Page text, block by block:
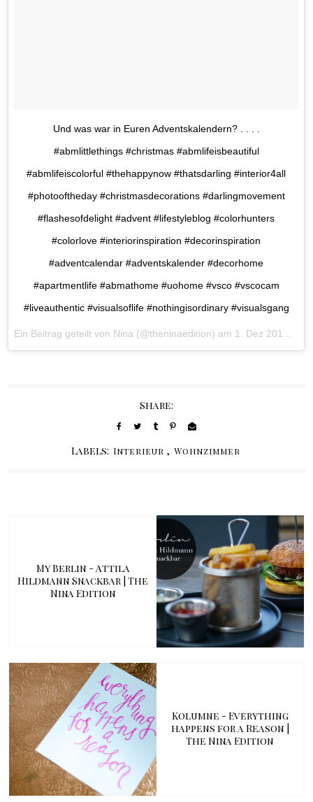
Und was war in Euren Adventskalendern? . . . .
#abmlittlethings #christmas #abmlifeisbeautiful
#abmlifeiscolorful #thehappynow #thatsdarling #interior4all
#photooftheday #christmasdecorations #darlingmovement
#flashesofdelight #advent #lifestyleblog #colorhunters
#colorlove #interiorinspiration #decorinspiration
#adventcalendar #adventskalender #decorhome
#apartmentlife #abmathome #uohome #vsco #vscocam
#liveauthentic #visualsoflife #nothingisordinary #visualsgang
Ein Beitrag geteilt von Nina (@theninaedition) am 1. Dez 2016 um 3:49 Uhr
Share:
Labels: Interieur , Wohnzimmer
My Berlin - Attila
Hildmann Snackbar | The
Nina Edition
Kolumne - Everything
happens for a Reason |
The Nina Edition